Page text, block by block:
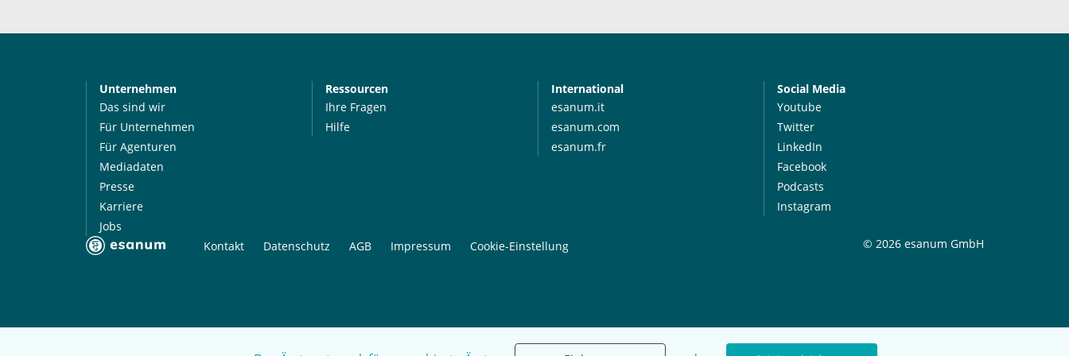
Unternehmen
Das sind wir
Für Unternehmen
Für Agenturen
Mediadaten
Presse
Karriere
Jobs
Ressourcen
Ihre Fragen
Hilfe
International
esanum.it
esanum.com
esanum.fr
Social Media
Youtube
Twitter
LinkedIn
Facebook
Podcasts
Instagram
Kontakt Datenschutz AGB Impressum Cookie-Einstellung © 2026 esanum GmbH